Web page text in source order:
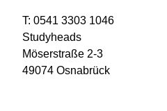
T: 0541 3303 1046
Studyheads
Möserstraße 2-3
49074 Osnabrück